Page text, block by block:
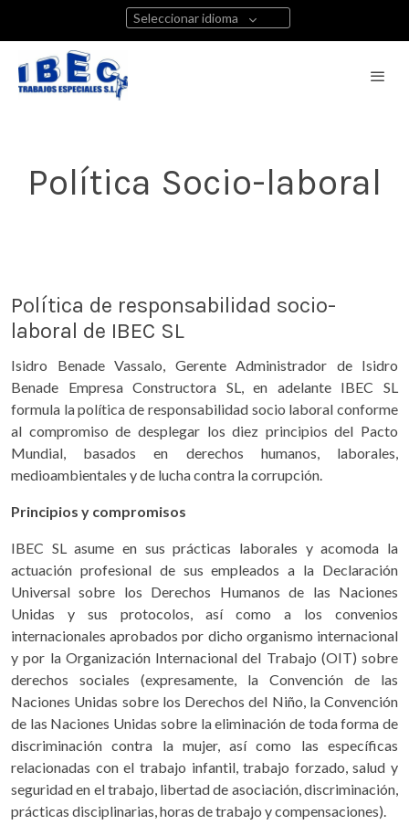
Seleccionar idioma
Política Socio-laboral
Política de responsabilidad socio-
laboral de IBEC SL
Isidro Benade Vassalo, Gerente Administrador de Isidro
Benade Empresa Constructora SL, en adelante IBEC SL
formula la política de responsabilidad socio laboral conforme
al compromiso de desplegar los diez principios del Pacto
Mundial, basados en derechos humanos, laborales,
medioambientales y de lucha contra la corrupción.
Principios y compromisos
IBEC SL asume en sus prácticas laborales y acomoda la
actuación profesional de sus empleados a la Declaración
Universal sobre los Derechos Humanos de las Naciones
Unidas y sus protocolos, así como a los convenios
internacionales aprobados por dicho organismo internacional
y por la Organización Internacional del Trabajo (OIT) sobre
derechos sociales (expresamente, la Convención de las
Naciones Unidas sobre los Derechos del Niño, la Convención
de las Naciones Unidas sobre la eliminación de toda forma de
discriminación contra la mujer, así como las específicas
relacionadas con el trabajo infantil, trabajo forzado, salud y
seguridad en el trabajo, libertad de asociación, discriminación,
prácticas disciplinarias, horas de trabajo y compensaciones).